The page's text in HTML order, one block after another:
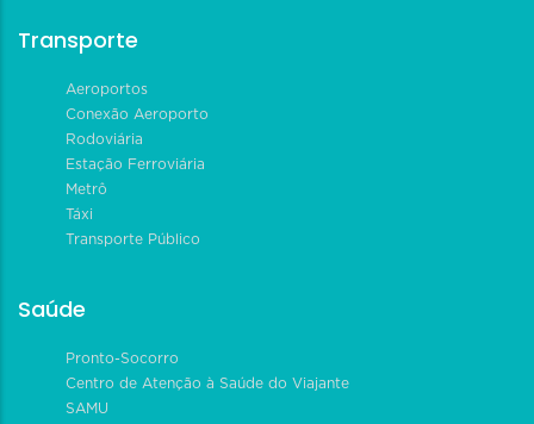
Transporte
Aeroportos
Conexão Aeroporto
Rodoviária
Estação Ferroviária
Metrô
Táxi
Transporte Público
Saúde
Pronto-Socorro
Centro de Atenção à Saúde do Viajante
SAMU